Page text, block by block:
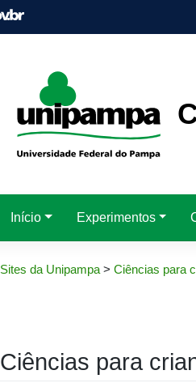
Início Experimentos
Sites da Unipampa> Ciências para
Ciências para